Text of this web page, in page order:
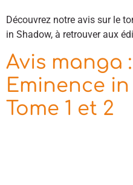
Découvrez notre avis sur le
in Shadow, à retrouver aux
Avis manga
Eminence in
Tome 1 et 2